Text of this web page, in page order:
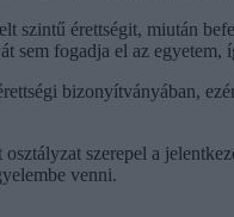
szintű érettségit, miután
sem fogadja el az egyetem,
bizonyítványában,
szerepel a
venni.